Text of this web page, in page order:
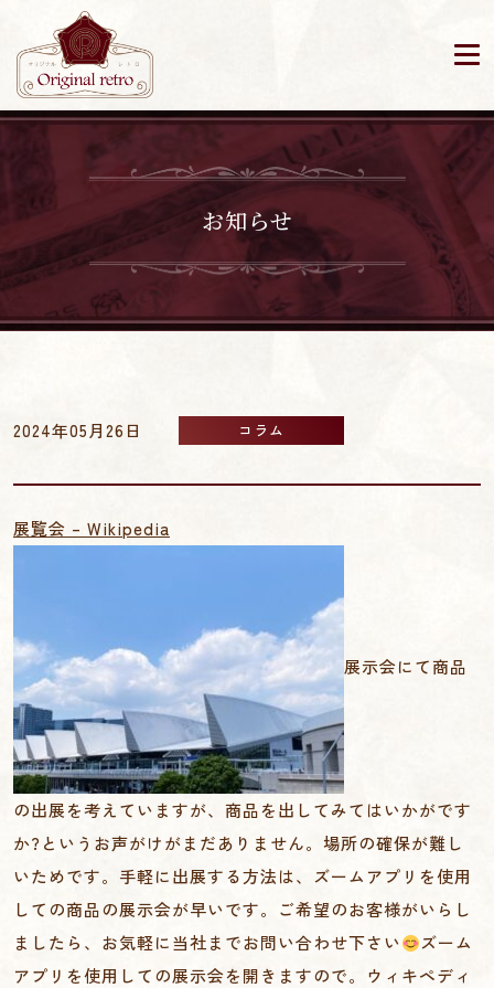
お知らせ
2024年05月26日 コラム
展覧会 – Wikipedia
展示会にて商品
の出展を考えていますが、商品を出してみてはいかがです
か?というお声がけがまだありません。場所の確保が難し
いためです。手軽に出展する方法は、ズームアプリを使用
しての商品の展示会が早いです。ご希望のお客様がいらし
ましたら、お気軽に当社までお問い合わせ下さい
ズーム
アプリを使用しての展示会を開きますので。ウィキペディ